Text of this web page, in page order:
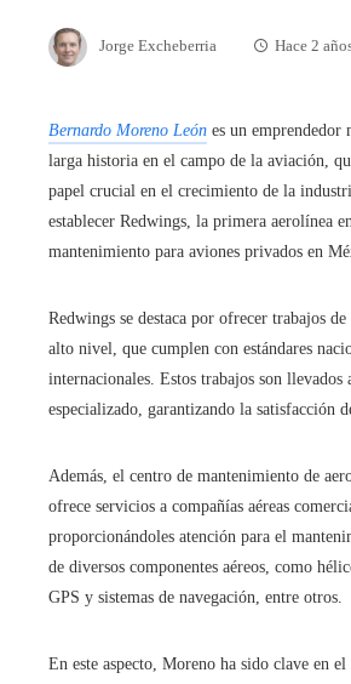
Jorge Excheberria Hace 2
Bernardo Moreno León es un emprendedor
larga historia en el campo de la aviación,
papel crucial en el crecimiento de la
establecer Redwings, la primera aerolínea
mantenimiento para aviones privados en
Redwings se destaca por ofrecer trabajos
alto nivel, que cumplen con estándares
internacionales. Estos trabajos son llevados
especializado, garantizando la satisfacción
Además, el centro de mantenimiento de
ofrece servicios a compañías aéreas
proporcionándoles atención para el
de diversos componentes aéreos, como
GPS y sistemas de navegación, entre otros.
En este aspecto, Moreno ha sido clave en el